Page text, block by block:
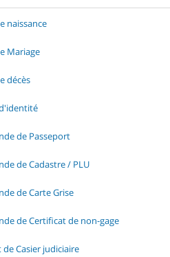
naissance
Mariage
décès
de Passeport
de Cadastre / PLU
de Carte Grise
de Certificat de non-gage
de Casier judiciaire